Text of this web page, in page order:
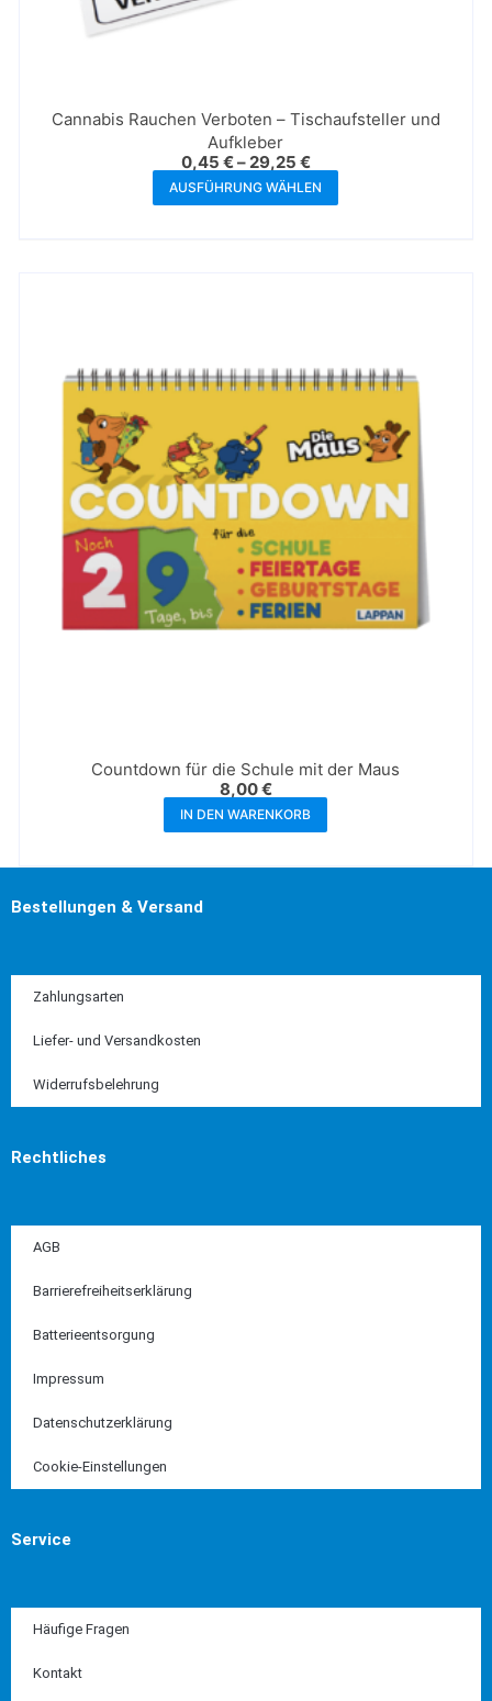
Cannabis Rauchen Verboten – Tischaufsteller und
Aufkleber
0,45 €– 29,25 €
AUSFÜHRUNG WÄHLEN
Countdown für die Schule mit der Maus
8,00€
IN DEN WARENKORB
Bestellungen & Versand
Zahlungsarten
Liefer- und Versandkosten
Widerrufsbelehrung
Rechtliches
AGB
Barrierefreiheitserklärung
Batterieentsorgung
Impressum
Datenschutzerklärung
Cookie-Einstellungen
Service
Häufige Fragen
Kontakt